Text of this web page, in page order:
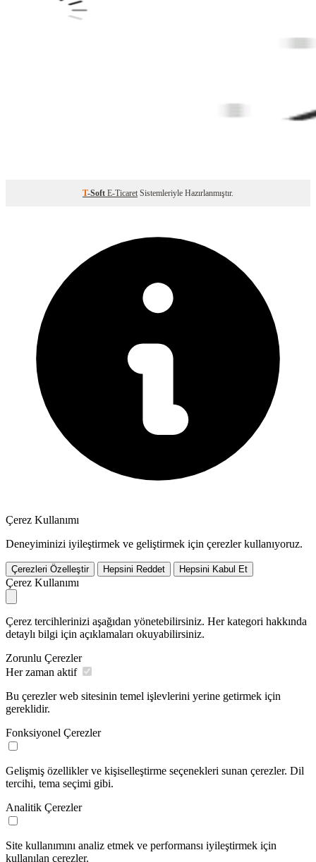
T-Soft E-Ticaret Sistemleriyle Hazırlanmıştır.
Çerez Kullanımı
Deneyiminizi iyileştirmek ve geliştirmek için çerezler kullanıyoruz.
Çerezleri Özelleştir Hepsini Reddet Hepsini Kabul Et
Çerez Kullanımı
Çerez tercihlerinizi aşağıdan yönetebilirsiniz. Her kategori hakkında
detaylı bilgi için açıklamaları okuyabilirsiniz.
Zorunlu Çerezler
Her zaman aktif
Bu çerezler web sitesinin temel işlevlerini yerine getirmek için
gereklidir.
Fonksiyonel Çerezler
Gelişmiş özellikler ve kişiselleştirme seçenekleri sunan çerezler. Dil
tercihi, tema seçimi gibi.
Analitik Çerezler
Site kullanımını analiz etmek ve performansı iyileştirmek için
kullanılan çerezler.